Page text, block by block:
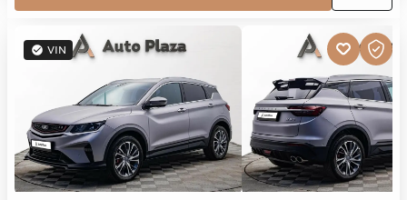
VIN